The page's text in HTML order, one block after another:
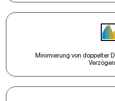
Minimierung von doppelter